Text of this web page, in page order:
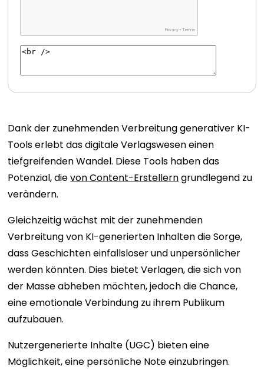
Dank der zunehmenden Verbreitung generativer KI-
Tools erlebt das digitale Verlagswesen einen
tiefgreifenden Wandel. Diese Tools haben das
Potenzial, dievon Content-Erstellerngrundlegend zu
verändern.
Gleichzeitig wächst mit der zunehmenden
Verbreitung von KI-generierten Inhalten die Sorge,
dass Geschichten einfallsloser und unpersönlicher
werden könnten. Dies bietet Verlagen, die sich von
der Masse abheben möchten, jedoch die Chance,
eine emotionale Verbindung zu ihrem Publikum
aufzubauen.
Nutzergenerierte Inhalte (UGC) bieten eine
Möglichkeit, eine persönliche Note einzubringen.